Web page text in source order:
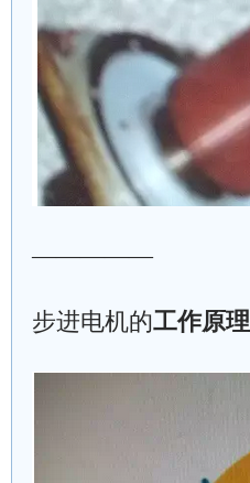
—————
步进电机的工作原理